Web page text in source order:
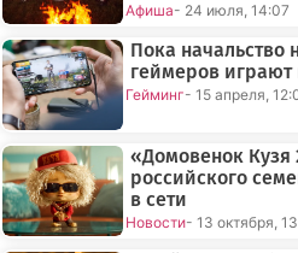
Афиша- 24 июля, 14:07
Пока начальство
геймеров
Гейминг- 15 апреля,
«Домовенок
российского
в сети
Новости- 13 октября,